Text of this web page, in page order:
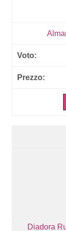
Diadora